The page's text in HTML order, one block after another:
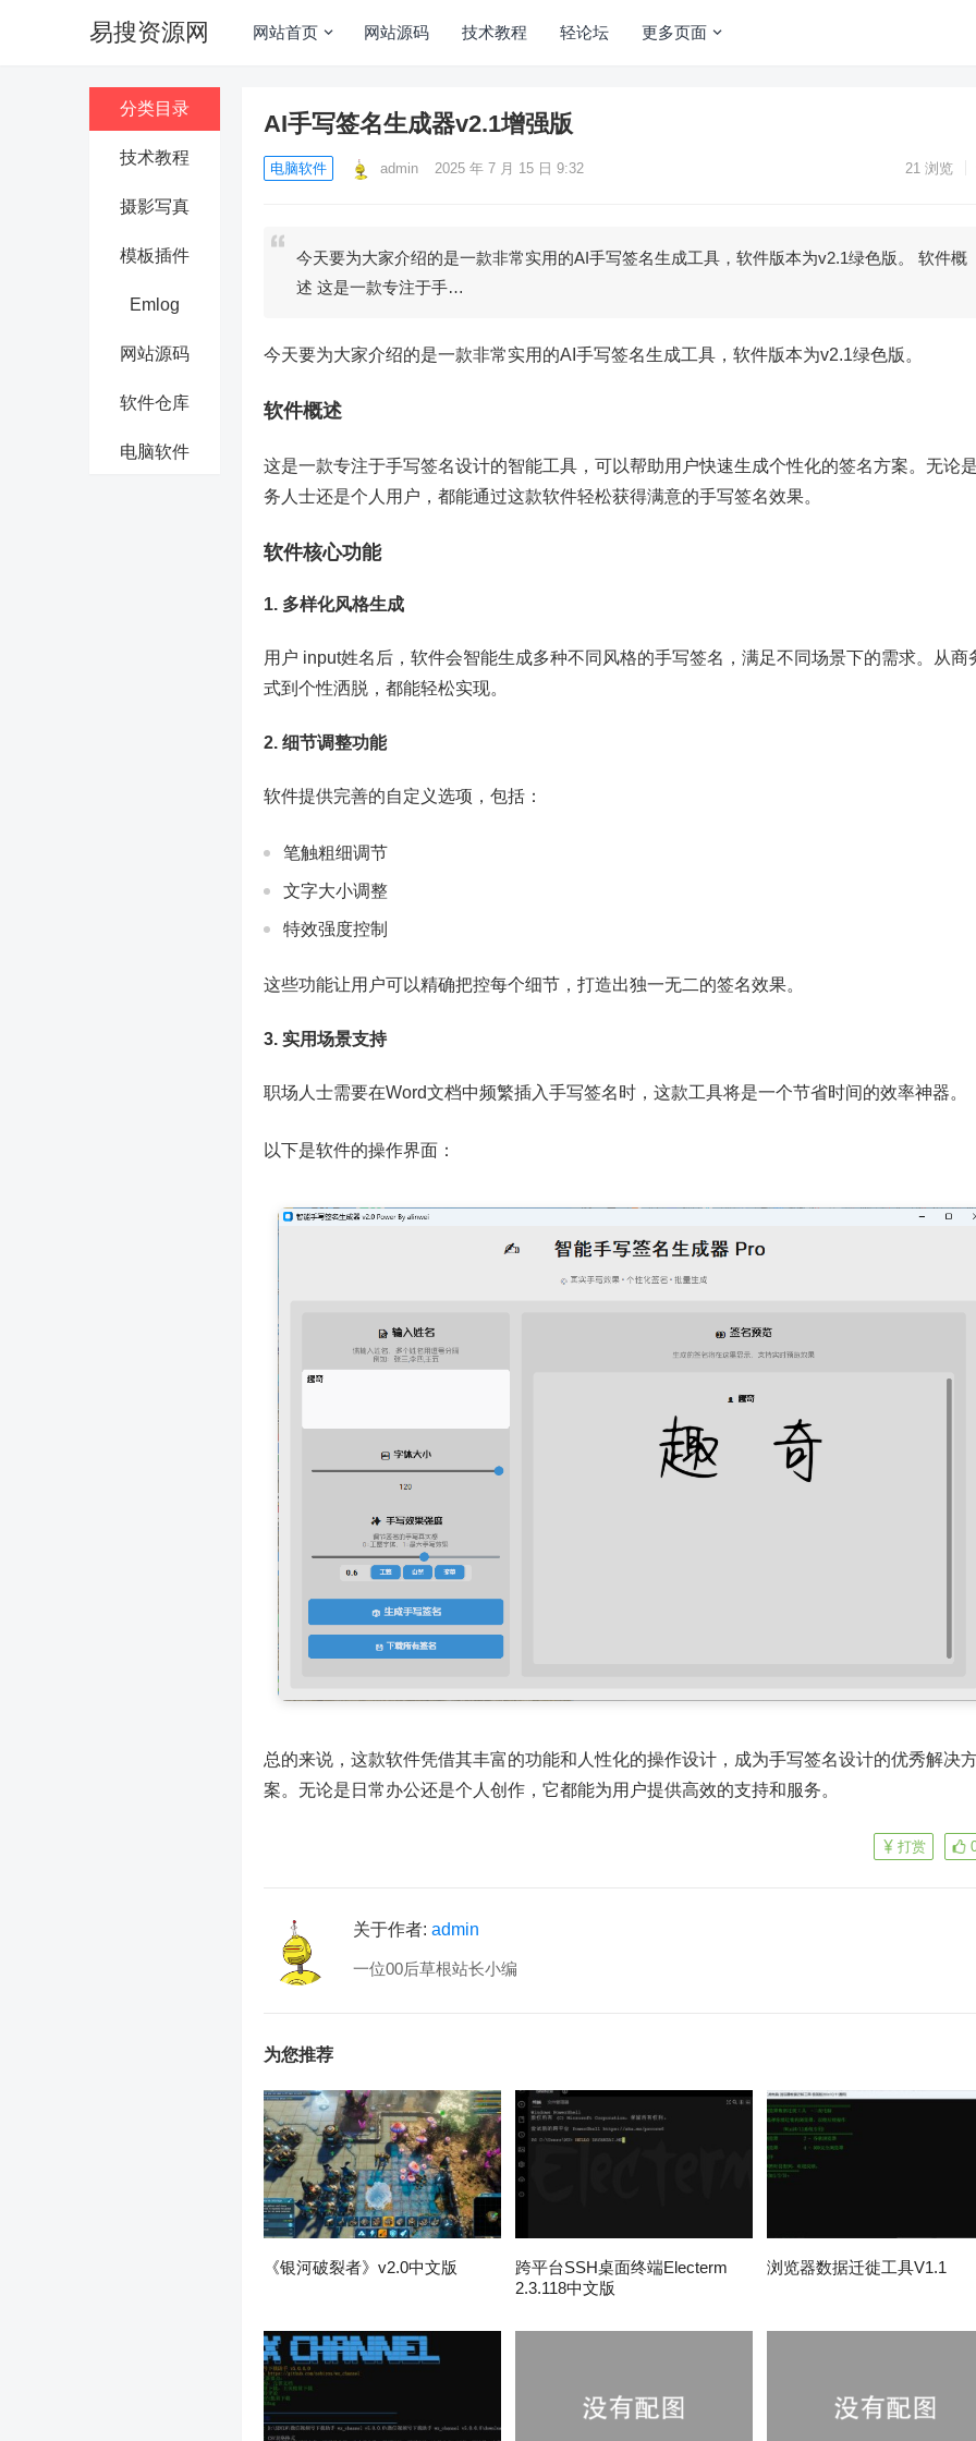
易搜资源网 网站首页 网站源码 技术教程 轻论坛 更多页面
分类目录
技术教程
摄影写真
模板插件
Emlog
网站源码
软件仓库
电脑软件
AI手写签名生成器v2.1增强版
电脑软件 admin 2025 年 7 月 15 日 9:32 21 浏览
今天要为大家介绍的是一款非常实用的AI手写签名生成工具，软件版本为v2.1绿色版。 软件概
述 这是一款专注于手…
今天要为大家介绍的是一款非常实用的AI手写签名生成工具，软件版本为v2.1绿色版。
软件概述
这是一款专注于手写签名设计的智能工具，可以帮助用户快速生成个性化的签名方案。无论
务人士还是个人用户，都能通过这款软件轻松获得满意的手写签名效果。
软件核心功能
1. 多样化风格生成
用户 input姓名后，软件会智能生成多种不同风格的手写签名，满足不同场景下的需求。从商
式到个性洒脱，都能轻松实现。
2. 细节调整功能
软件提供完善的自定义选项，包括：
笔触粗细调节
文字大小调整
特效强度控制
这些功能让用户可以精确把控每个细节，打造出独一无二的签名效果。
3. 实用场景支持
职场人士需要在Word文档中频繁插入手写签名时，这款工具将是一个节省时间的效率神器。
以下是软件的操作界面：
总的来说，这款软件凭借其丰富的功能和人性化的操作设计，成为手写签名设计的优秀解决
案。无论是日常办公还是个人创作，它都能为用户提供高效的支持和服务。
打赏
关于作者: admin
一位00后草根站长小编
为您推荐
《银河破裂者》v2.0中文版
跨平台SSH桌面终端Electerm
2.3.118中文版
浏览器数据迁徙工具V1.1